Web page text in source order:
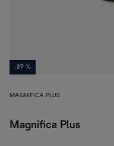
-27 %
MAGNIFICA PLUS
Magnifica Plus